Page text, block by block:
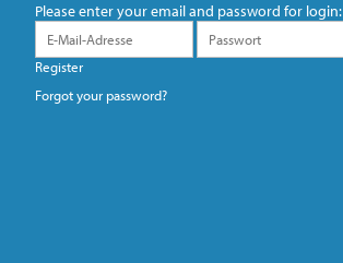
Please enter your email and password for login:
Register
Forgot your password?